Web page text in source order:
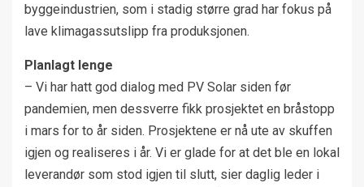
byggeindustrien, som i stadig større grad har fokus på
lave klimagassutslipp fra produksjonen.
Planlagt lenge
– Vi har hatt god dialog med PV Solar siden før
pandemien, men dessverre fikk prosjektet en bråstopp
i mars for to år siden. Prosjektene er nå ute av skuffen
igjen og realiseres i år. Vi er glade for at det ble en lokal
leverandør som stod igjen til slutt, sier daglig leder i